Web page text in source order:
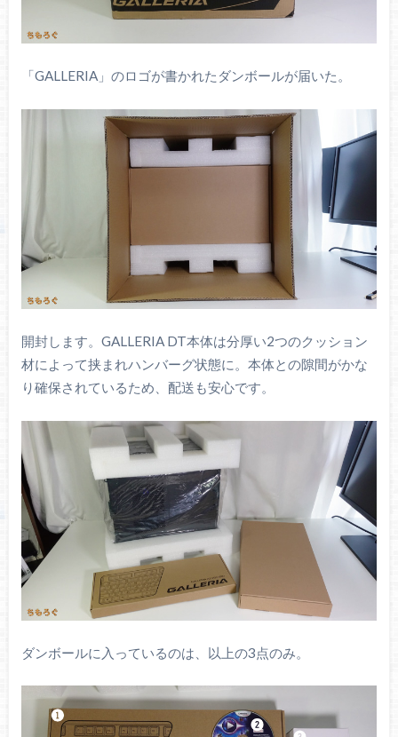
「GALLERIA」のロゴが書かれたダンボールが届いた。
開封します。GALLERIA DT本体は分厚い2つのクッション
材によって挟まれハンバーグ状態に。本体との隙間がかな
り確保されているため、配送も安心です。
ダンボールに入っているのは、以上の3点のみ。